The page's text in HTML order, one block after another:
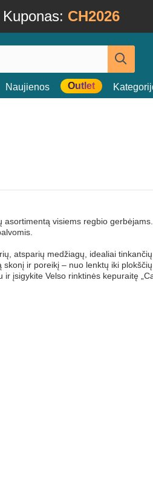
Kuponas: CH2026
Naujienos Outlet
asortimentą visiems regbio
atsparių medžiagų, idealiai
ir poreikį – nuo lenktų iki
įsigykite Velso rinktinės kepuraitę